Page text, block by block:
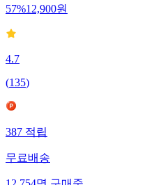
57%12,900원
4.7
(135)
387 적립
무료배송